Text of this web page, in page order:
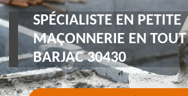
SPÉCIALISTE EN PETITE
MAÇONNERIE EN
BARJAC 30430